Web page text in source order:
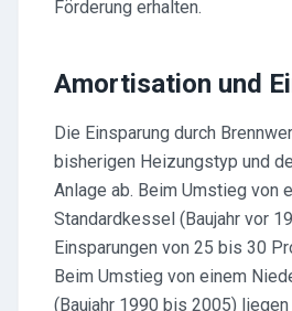
Förderung erhalten.
Amortisation und
Die Einsparung durch
bisherigen Heizungstyp und
Anlage ab. Beim Umstieg von
Standardkessel (Baujahr vor
Einsparungen von 25 bis 30
Beim Umstieg von einem
(Baujahr 1990 bis 2005)